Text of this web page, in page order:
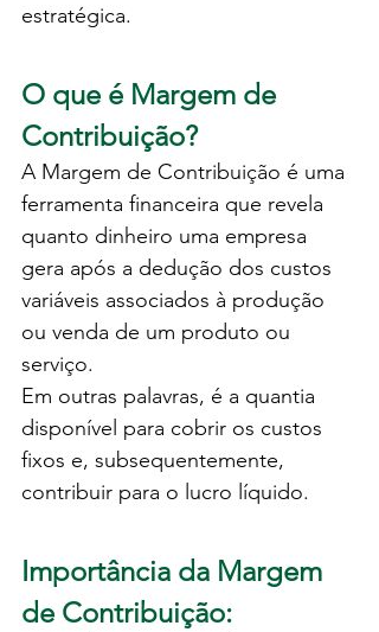
estratégica.
O que é Margem de
Contribuição?
A Margem de Contribuição é uma
ferramenta financeira que revela
quanto dinheiro uma empresa
gera após a dedução dos custos
variáveis associados à produção
ou venda de um produto ou
serviço.
Em outras palavras, é a quantia
disponível para cobrir os custos
fixos e, subsequentemente,
contribuir para o lucro líquido.
Importância da Margem
de Contribuição: